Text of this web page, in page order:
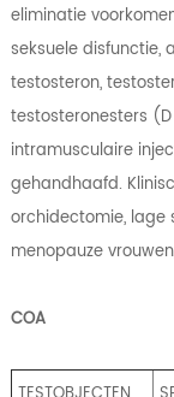
eliminatie
seksuele disfunctie,
testosteron,
testosteronesters
intramusculaire
gehandhaafd.
orchidectomie, lage
menopauze
COA